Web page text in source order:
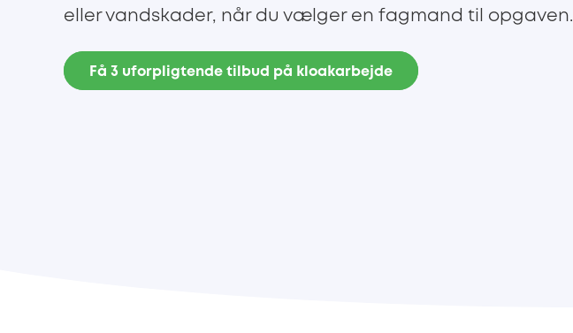
eller vandskader, når du vælger en fagmand til opgaven.
Få 3 uforpligtende tilbud på kloakarbejde